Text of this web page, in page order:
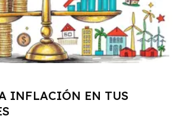
INFLACIÓN EN TUS